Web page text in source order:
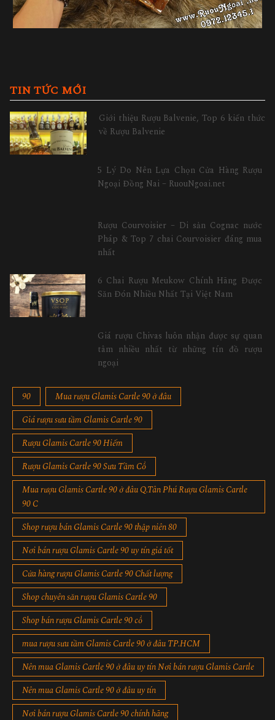
TIN TỨC MỚI
Giới thiệu Rượu Balvenie, Top 6 kiến thức
về Rượu Balvenie
5 Lý Do Nên Lựa Chọn Cửa Hàng Rượu
Ngoại Đồng Nai – RuouNgoai.net
Rượu Courvoisier – Di sản Cognac nước
Pháp & Top 7 chai Courvoisier đáng mua
nhất
6 Chai Rượu Meukow Chính Hãng Được
Săn Đón Nhiều Nhất Tại Việt Nam
Giá rượu Chivas luôn nhận được sự quan
tâm nhiều nhất từ những tín đồ rượu
ngoại
90
Mua rượu Glamis Cartle 90 ở đâu
Giá rượu sưu tầm Glamis Cartle 90
Rượu Glamis Cartle 90 Hiếm
Rượu Glamis Cartle 90 Sưu Tầm Cổ
Mua rượu Glamis Cartle 90 ở đâu Q.Tân Phú Rượu Glamis Cartle
90 C
Shop rượu bán Glamis Cartle 90 thập niên 80
Nơi bán rượu Glamis Cartle 90 uy tín giá tốt
Cửa hàng rượu Glamis Cartle 90 Chất lượng
Shop chuyên săn rượu Glamis Cartle 90
Shop bán rượu Glamis Cartle 90 cổ
mua rượu sưu tầm Glamis Cartle 90 ở đâu TP.HCM
Nên mua Glamis Cartle 90 ở đâu uy tín Nơi bán rượu Glamis Cartle
Nên mua Glamis Cartle 90 ở đâu uy tín
Nơi bán rượu Glamis Cartle 90 chính hãng